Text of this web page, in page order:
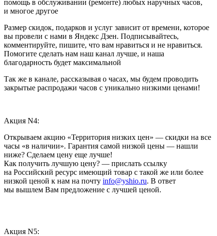
помощь в обслуживании (ремонте) любых наручных часов,
и многое другое
Размер скидок, подарков и услуг зависит от времени, которое
вы провели с нами в Яндекс Дзен. Подписывайтесь,
комментируйте, пишите, что вам нравиться и не нравиться.
Помогите сделать нам наш канал лучше, и наша
благодарность будет максимальной
Так же в канале, рассказывая о часах, мы будем проводить
закрытые распродажи часов с уникально низкими ценами!
Акция N4:
Открываем акцию «Территория низких цен» — скидки на все
часы «в наличии». Гарантия самой низкой цены — нашли
ниже? Сделаем цену еще лучше!
Как получить лучшую цену? — прислать ссылку
на Российский ресурс имеющий товар с такой же или более
низкой ценой к нам на почту info@yshio.ru. В ответ
мы вышлем Вам предложение с лучшей ценой.
Акция N5: